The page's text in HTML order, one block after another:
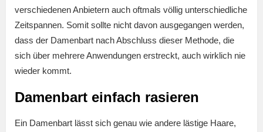
verschiedenen Anbietern auch oftmals völlig unterschiedliche
Zeitspannen. Somit sollte nicht davon ausgegangen werden,
dass der Damenbart nach Abschluss dieser Methode, die
sich über mehrere Anwendungen erstreckt, auch wirklich nie
wieder kommt.
Damenbart einfach rasieren
Ein Damenbart lässt sich genau wie andere lästige Haare,